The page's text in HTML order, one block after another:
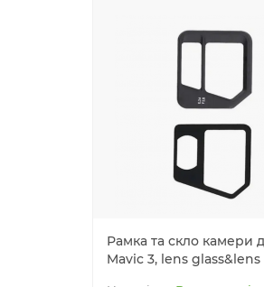
Рамка та скло камери
Mavic 3, lens